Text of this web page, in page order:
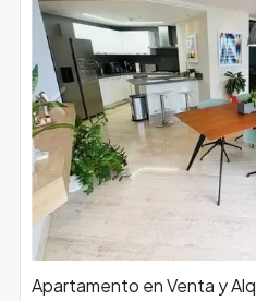
Apartamento en Venta y